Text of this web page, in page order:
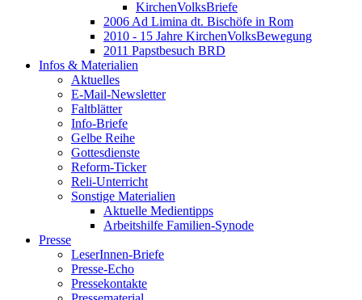
KirchenVolksBriefe
2006 Ad Limina dt. Bischöfe in Rom
2010 - 15 Jahre KirchenVolksBewegung
2011 Papstbesuch BRD
Infos & Materialien
Aktuelles
E-Mail-Newsletter
Faltblätter
Info-Briefe
Gelbe Reihe
Gottesdienste
Reform-Ticker
Reli-Unterricht
Sonstige Materialien
Aktuelle Medientipps
Arbeitshilfe Familien-Synode
Presse
LeserInnen-Briefe
Presse-Echo
Pressekontakte